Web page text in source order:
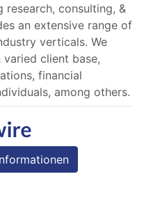
research, consulting, &
an extensive range of
verticals. We
client base,
financial
among others.